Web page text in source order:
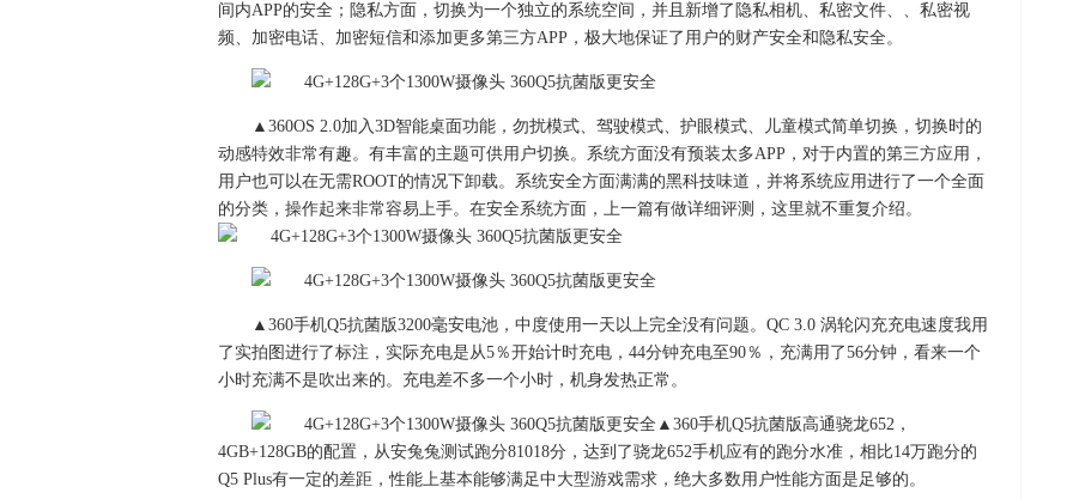
间内APP的安全；隐私方面，切换为一个独立的系统空间，并且新增了隐私相机、私密文件、、私密视
频、加密电话、加密短信和添加更多第三方APP，极大地保证了用户的财产安全和隐私安全。
▲360OS 2.0加入3D智能桌面功能，勿扰模式、驾驶模式、护眼模式、儿童模式简单切换，切换时的
动感特效非常有趣。有丰富的主题可供用户切换。系统方面没有预装太多APP，对于内置的第三方应用，
用户也可以在无需ROOT的情况下卸载。系统安全方面满满的黑科技味道，并将系统应用进行了一个全面
的分类，操作起来非常容易上手。在安全系统方面，上一篇有做详细评测，这里就不重复介绍。
▲360手机Q5抗菌版3200毫安电池，中度使用一天以上完全没有问题。QC 3.0 涡轮闪充充电速度我用
了实拍图进行了标注，实际充电是从5％开始计时充电，44分钟充电至90％，充满用了56分钟，看来一个
小时充满不是吹出来的。充电差不多一个小时，机身发热正常。
▲360手机Q5抗菌版高通骁龙652，
4GB+128GB的配置，从安兔兔测试跑分81018分，达到了骁龙652手机应有的跑分水准，相比14万跑分的
Q5 Plus有一定的差距，性能上基本能够满足中大型游戏需求，绝大多数用户性能方面是足够的。